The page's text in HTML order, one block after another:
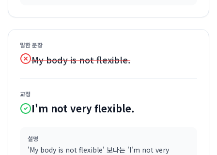
말한 문장
My body is not flexible.
교정
I'm not very flexible.
설명
'My body is not flexible' 보다는 'I'm not very